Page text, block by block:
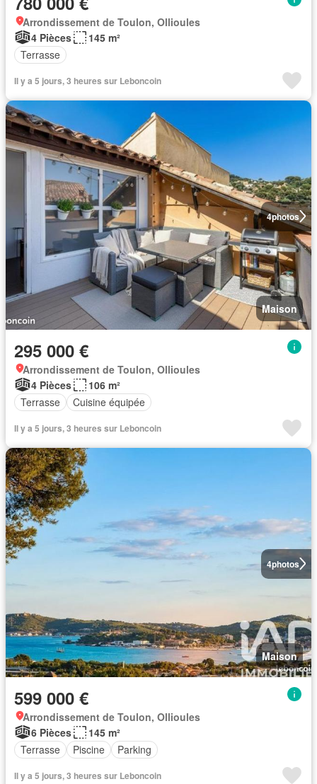
Arrondissement de Toulon, Ollioules
4 Pièces
145 m²
Terrasse
Il y a 5 jours, 3 heures sur Leboncoin
4photos
Maison
295 000 €
Arrondissement de Toulon, Ollioules
4 Pièces
106 m²
Terrasse
Cuisine équipée
Il y a 5 jours, 3 heures sur Leboncoin
4photos
Maison
599 000 €
Arrondissement de Toulon, Ollioules
6 Pièces
145 m²
Terrasse
Piscine Parking
Il y a 5 jours, 3 heures sur Leboncoin